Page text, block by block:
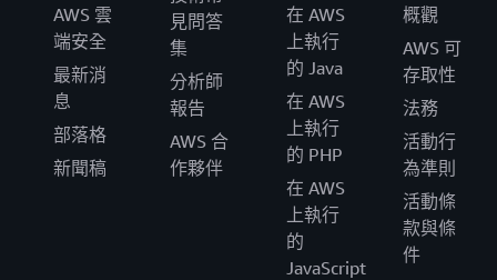
AWS 雲
端安全
最新消
息
部落格
新聞稿
見問答
集
分析師
報告
AWS 合
作夥伴
在 AWS
上執行
的 Java
在 AWS
上執行
的 PHP
在 AWS
上執行
的
JavaScript
概觀
AWS 可
存取性
法務
活動行
為準則
活動條
款與條
件